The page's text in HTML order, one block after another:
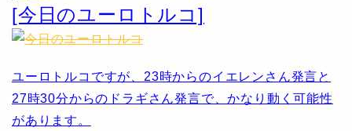
[今日のユーロトルコ]
ユーロトルコですが、23時からのイエレンさん発言と
27時30分からのドラギさん発言で、かなり動く可能性
があります。